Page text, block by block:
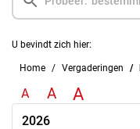
U bevindt zich hier:
Home Vergaderingen
A A A
2026